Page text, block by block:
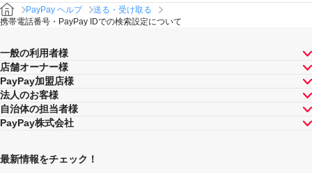
PayPay ヘルプ
送る・受け取る
携帯電話番号・PayPay IDでの検索設定について
一般の利用者様
店舗オーナー様
PayPay加盟店様
法人のお客様
自治体の担当者様
PayPay株式会社
最新情報をチェック！